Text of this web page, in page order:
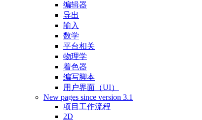
编辑器
导出
输入
数学
平台相关
物理学
着色器
编写脚本
用户界面（UI）
New pages since version 3.1
项目工作流程
2D